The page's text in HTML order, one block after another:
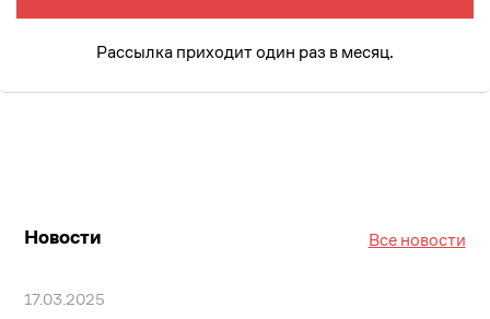
Рассылка приходит один раз в месяц.
Новости Все новости
17.03.2025